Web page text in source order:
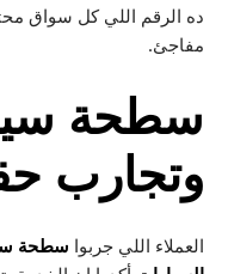
ده الرقم اللي كل سواق
مفاجئ.
سطحة
وتجارب
العملاء اللي جربوا سطحة